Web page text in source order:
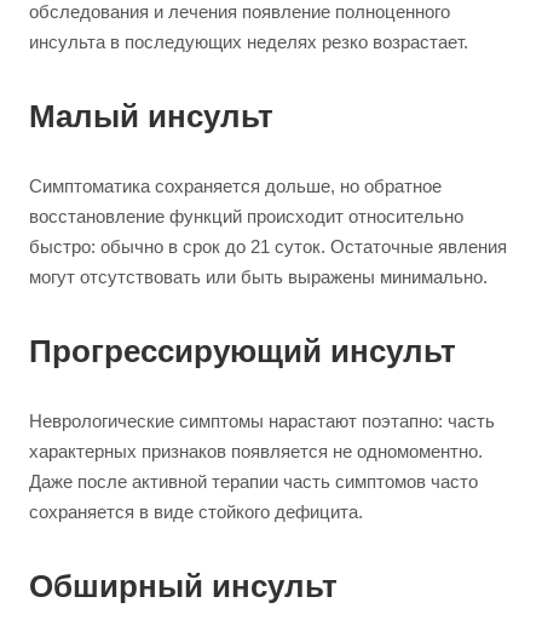
обследования и лечения появление полноценного
инсульта в последующих неделях резко возрастает.
Малый инсульт
Симптоматика сохраняется дольше, но обратное
восстановление функций происходит относительно
быстро: обычно в срок до 21 суток. Остаточные явления
могут отсутствовать или быть выражены минимально.
Прогрессирующий инсульт
Неврологические симптомы нарастают поэтапно: часть
характерных признаков появляется не одномоментно.
Даже после активной терапии часть симптомов часто
сохраняется в виде стойкого дефицита.
Обширный инсульт